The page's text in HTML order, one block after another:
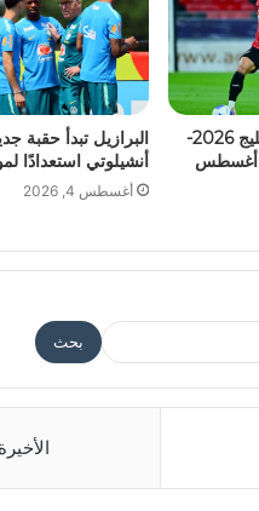
قرعة دوري أبطال الخليج 2026-
2027 تُسحب في 24 أغسطس
البرازيل تبدأ حقبة
أنشيلوتي استعدادًا
أغسطس 4, 2026
بحث
الأخيرة